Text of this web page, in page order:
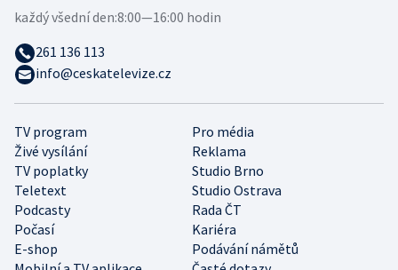
TV program
Pro média
Živé vysílání
Reklama
TV poplatky
Studio Brno
Teletext
Studio Ostrava
Podcasty
Rada ČT
Počasí
Kariéra
E-shop
Podávání námětů
každý všední den:8:00—16:00 hodin
261 136 113
info@ceskatelevize.cz